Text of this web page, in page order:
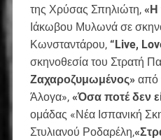
της Χρύσας Σπηλιώτη, «Η
Ιάκωβου Μυλωνά σε
Κωνσταντάρου, “Live,
σκηνοθεσία του Στρατή
Ζαχαροζυμωμένος» από
Άλογα», «Όσα ποτέ δεν
ομάδας «Νέα Ισπανική
Στυλιανού Ροδαρέλη,